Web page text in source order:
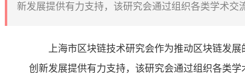
新发展提供有力支持，该研究会通过组织各类学术
上海市区块链技术研究会作为推动区块链发
创新发展提供有力支持，该研究会通过组织各类